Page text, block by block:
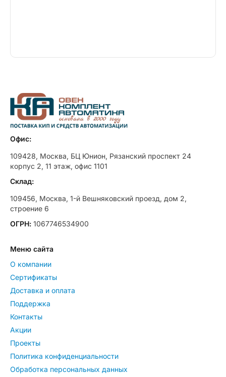
Офис:
109428, Москва, БЦ Юнион, Рязанский проспект 24
корпус 2, 11 этаж, офис 1101
Склад:
109456, Москва, 1-й Вешняковский проезд, дом 2,
строение 6
ОГРН: 1067746534900
Меню сайта
О компании
Сертификаты
Доставка и оплата
Поддержка
Контакты
Акции
Проекты
Политика конфиденциальности
Обработка персональных данных